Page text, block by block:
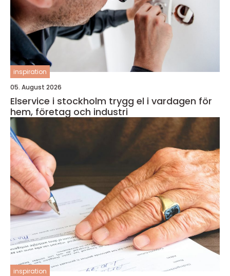
inspiration
05. August 2026
Elservice i stockholm trygg el i vardagen för
hem, företag och industri
inspiration